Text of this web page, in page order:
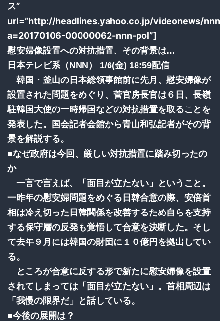
ス”
url=”http://headlines.yahoo.co.jp/videonews/
a=20170106-00000062-nnn-pol”]
慰安婦像設置への対抗措置、その背景は…
日本テレビ系（NNN） 1/6(金) 18:59配信
韓国・釜山の日本総領事館前に先月、慰安婦像が
設置された問題をめぐり、菅官房長官は６日、長嶺
駐韓国大使の一時帰国などの対抗措置を取ることを
発表した。国会記者会館から青山和弘記者がその背
景を解説する。
■なぜ政府は今回、厳しい対抗措置に踏み切ったの
か
一言で言えば、「面目が立たない」ということ。
一昨年の慰安婦問題をめぐる日韓合意の際、安倍首
相は冷え切った日韓関係を改善するため自らを支持
する保守層の反発も覚悟して合意を決断した。そし
て去年９月には韓国の財団に１０億円を拠出してい
る。
ところが合意に反する形で新たに慰安婦像を設置
されてしまっては「面目が立たない」。首相周辺は
「我慢の限界だ」と話している。
■今後の展開は？